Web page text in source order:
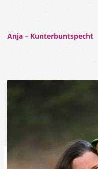
Anja – Kunterbuntspecht